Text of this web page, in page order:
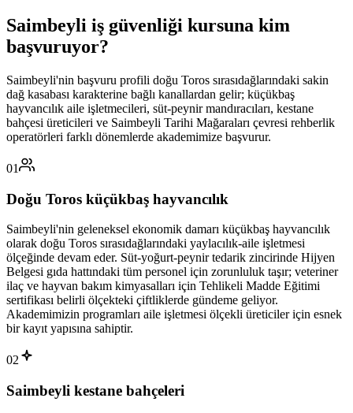
Saimbeyli iş güvenliği kursuna kim
başvuruyor?
Saimbeyli'nin başvuru profili doğu Toros sırasıdağlarındaki sakin
dağ kasabası karakterine bağlı kanallardan gelir; küçükbaş
hayvancılık aile işletmecileri, süt-peynir mandıracıları, kestane
bahçesi üreticileri ve Saimbeyli Tarihi Mağaraları çevresi rehberlik
operatörleri farklı dönemlerde akademimize başvurur.
01
Doğu Toros küçükbaş hayvancılık
Saimbeyli'nin geleneksel ekonomik damarı küçükbaş hayvancılık
olarak doğu Toros sırasıdağlarındaki yaylacılık-aile işletmesi
ölçeğinde devam eder. Süt-yoğurt-peynir tedarik zincirinde Hijyen
Belgesi gıda hattındaki tüm personel için zorunluluk taşır; veteriner
ilaç ve hayvan bakım kimyasalları için Tehlikeli Madde Eğitimi
sertifikası belirli ölçekteki çiftliklerde gündeme geliyor.
Akademimizin programları aile işletmesi ölçekli üreticiler için esnek
bir kayıt yapısına sahiptir.
02
Saimbeyli kestane bahçeleri